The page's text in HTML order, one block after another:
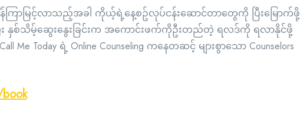
ာမြင့်လာသည့်အခါ ကိုယ့်ရဲ့နေ့စဥ်လုပ်ငန်းဆောင်တာတွေကို ပြီးမြောက်ဖို့
ြီး နှစ်သိမ့်ဆွေးနွေးခြင်းက အကောင်းဖက်ကိုဦးတည်တဲ့ ရလဒ်ကို ရလာနိုင်ဖို့
ရဲ့ Online Counseling ကနေတဆင့် များစွာသော Counselors